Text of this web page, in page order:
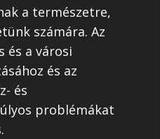
a természetre,
számára. Az
és a városi
és az
és
problémákat